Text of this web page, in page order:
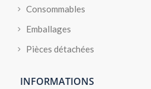
Consommables
Emballages
Pièces détachées
INFORMATIONS